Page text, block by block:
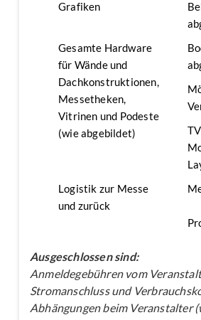
Grafiken
Gesamte Hardware
für Wände und
Dachkonstruktionen,
Messetheken,
Vitrinen und Podeste
(wie abgebildet)
Logistik zur Messe
und zurück
Ausgeschlossen sind:
Anmeldegebühren vom
Stromanschluss und
Abhängungen beim Veranstalter